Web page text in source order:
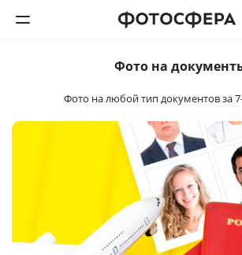
Фотокниги
Интерьерная печать
Фотоподарки
Фото на
Фото на любой тип документовза